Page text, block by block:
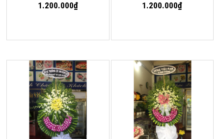
1.200.000₫ 1.200.000₫